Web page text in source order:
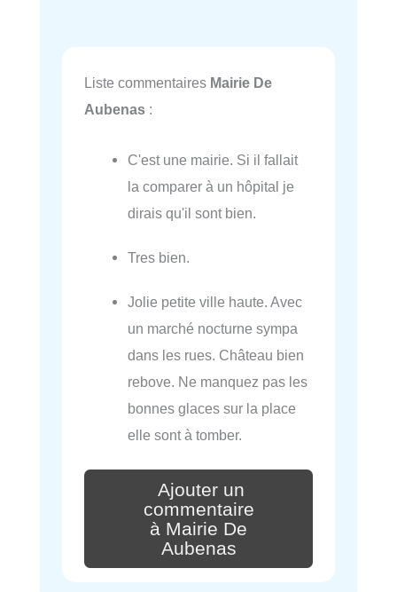
Liste commentaires Mairie De
Aubenas :
C'est une mairie. Si il fallait
la comparer à un hôpital je
dirais qu'il sont bien.
Tres bien.
Jolie petite ville haute. Avec
un marché nocturne sympa
dans les rues. Château bien
rebove. Ne manquez pas les
bonnes glaces sur la place
elle sont à tomber.
Ajouter un
commentaire
à Mairie De
Aubenas